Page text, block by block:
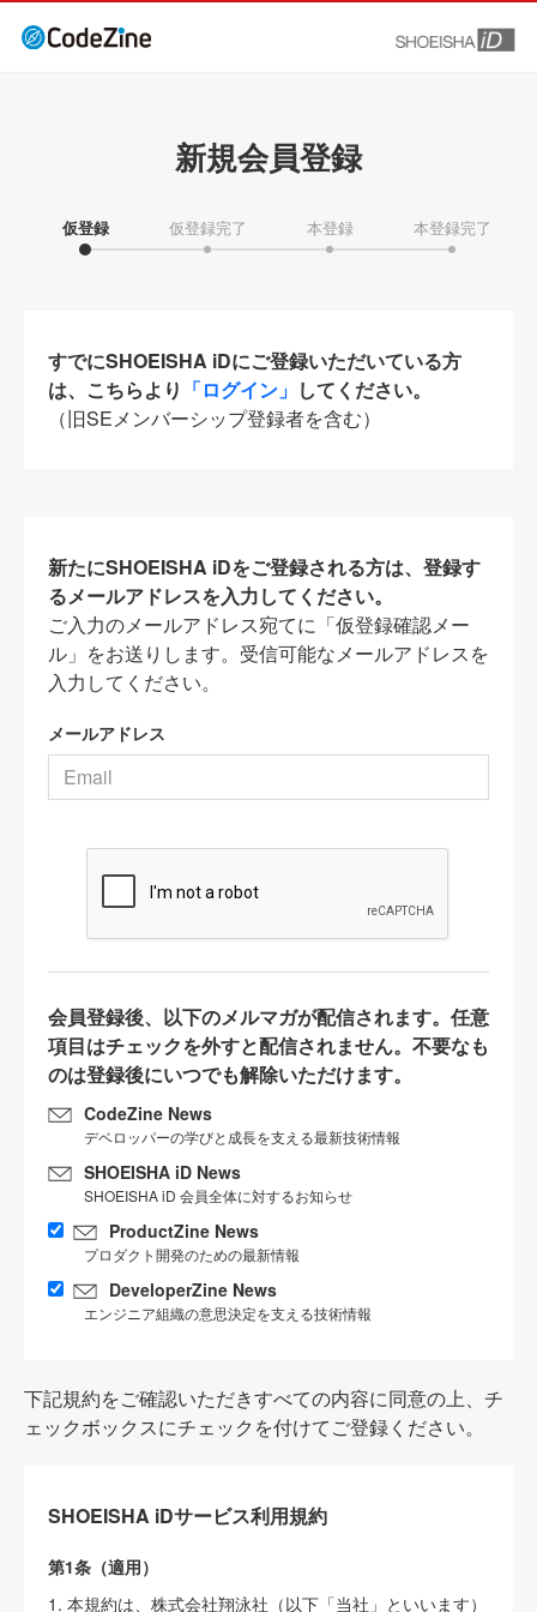
新規会員登録
仮登録 仮登録完了 本登録 本登録完了
すでにSHOEISHA iDにご登録いただいている方
は、こちらより 「ログイン」 してください。
（旧SEメンバーシップ登録者を含む）
新たにSHOEISHA iDをご登録される方は、登録す
るメールアドレスを入力してください。
ご入力のメールアドレス宛てに「仮登録確認メー
ル」をお送りします。受信可能なメールアドレスを
入力してください。
メールアドレス
会員登録後、以下のメルマガが配信されます。任意
項目はチェックを外すと配信されません。不要なも
のは登録後にいつでも解除いただけます。
CodeZine News
デベロッパーの学びと成長を支える最新技術情報
SHOEISHA iD News
SHOEISHA iD 会員全体に対するお知らせ
ProductZine News
プロダクト開発のための最新情報
DeveloperZine News
エンジニア組織の意思決定を支える技術情報
下記規約をご確認いただきすべての内容に同意の上、チ
ェックボックスにチェックを付けてご登録ください。
SHOEISHA iDサービス利用規約
第1条（適用）
1. 本規約は、株式会社翔泳社（以下「当社」といいます）